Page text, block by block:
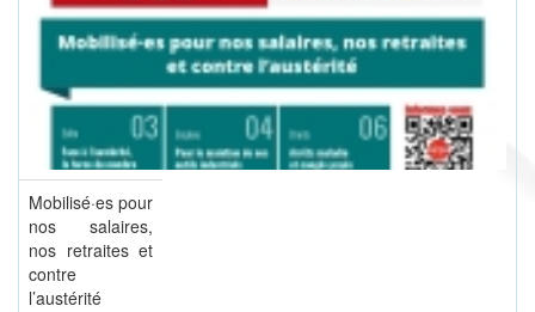
Mobilisé·es pour
nos salaires,
nos retraites et
contre
l’austérité